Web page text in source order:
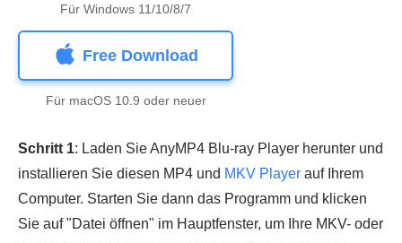
Für Windows 11/10/8/7
Free Download
Für macOS 10.9 oder neuer
Schritt 1: Laden Sie AnyMP4 Blu-ray Player herunter und
installieren Sie diesen MP4 und MKV Player auf Ihrem
Computer. Starten Sie dann das Programm und klicken
Sie auf "Datei öffnen" im Hauptfenster, um Ihre MKV- oder